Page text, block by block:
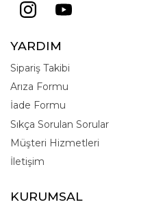
YARDIM
Sipariş Takibi
Arıza Formu
İade Formu
Sıkça Sorulan Sorular
Müşteri Hizmetleri
İletişim
KURUMSAL